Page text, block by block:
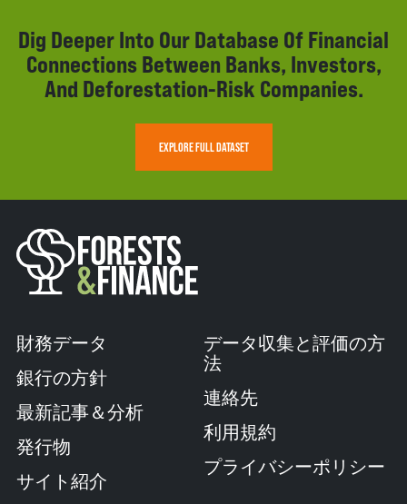
Dig Deeper Into Our Database Of Financial
Connections Between Banks, Investors,
And Deforestation-Risk Companies.
EXPLORE FULL DATASET
財務データ
銀行の方針
最新記事＆分析
発行物
サイト紹介
データ収集と評価の方
法
連絡先
利用規約
プライバシーポリシー